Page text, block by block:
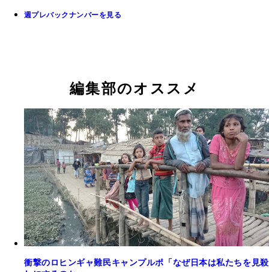
週プレバックナンバーを見る
編集部のオススメ
衝撃のロヒンギャ難民キャンプルポ「なぜ日本は私たちを見殺